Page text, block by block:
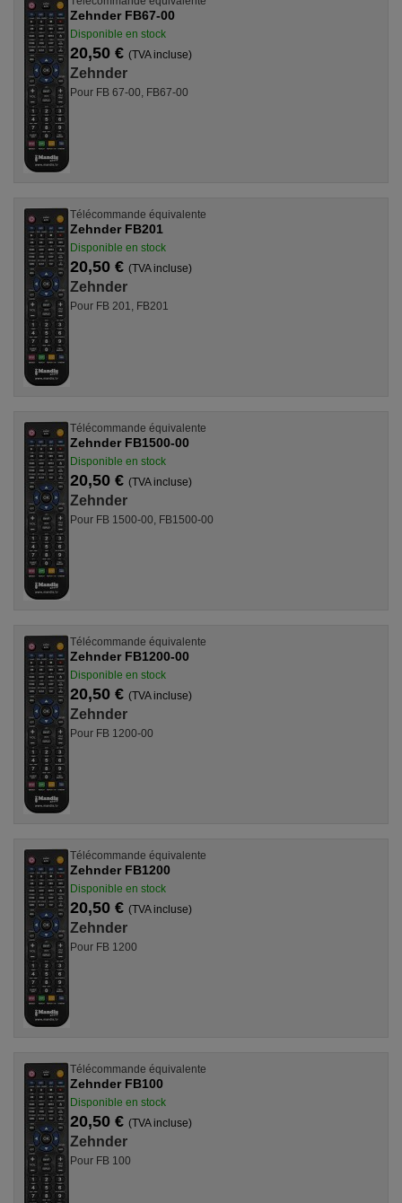
Zehnder FB67-00
Disponible en stock
20,50 € (TVA incluse)
Zehnder
Pour FB 67-00, FB67-00
Télécommande équivalente
Zehnder FB201
Disponible en stock
20,50 € (TVA incluse)
Zehnder
Pour FB 201, FB201
Télécommande équivalente
Zehnder FB1500-00
Disponible en stock
20,50 € (TVA incluse)
Zehnder
Pour FB 1500-00, FB1500-00
Télécommande équivalente
Zehnder FB1200-00
Disponible en stock
20,50 € (TVA incluse)
Zehnder
Pour FB 1200-00
Télécommande équivalente
Zehnder FB1200
Disponible en stock
20,50 € (TVA incluse)
Zehnder
Pour FB 1200
Télécommande équivalente
Zehnder FB100
Disponible en stock
20,50 € (TVA incluse)
Zehnder
Pour FB 100